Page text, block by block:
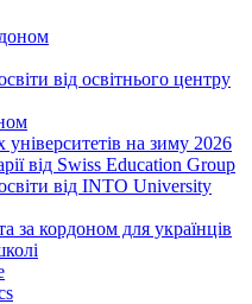
від освітнього центру
на зиму 2026
від Swiss Education Group
від INTO University
за кордоном для українців